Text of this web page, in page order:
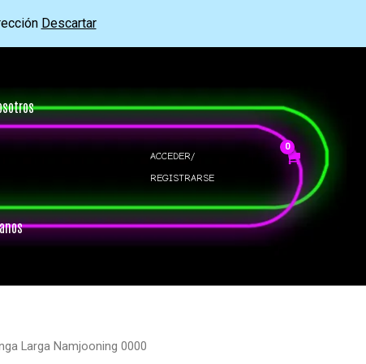
Descartar
ACCEDER/
REGISTRARSE
Larga Namjooning 0000